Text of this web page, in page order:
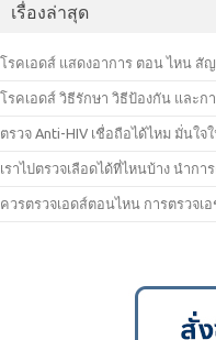
เรื่องล่าสุด
โรคเอดส์ แสดงอาการ ตอน ไหน
โรคเอดส์ วิธีรักษา วิธีป้องกัน และก
ตรวจ Anti-HIV เชื่อถือได้ไหม มั่น
เราไปตรวจเลือดได้ที่ไหนบ้าง นำก
ควรตรวจเอดส์ตอนไหน การตรวจเ